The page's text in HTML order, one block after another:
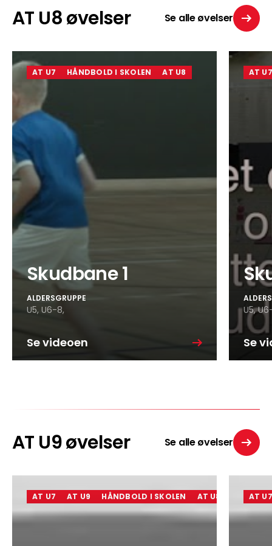
AT U8 øvelser Se alle øvelser
AT U7 HÅNDBOLD I SKOLEN AT U8
Skudbane 1
ALDERSGRUPPE
U5, U6-8,
Se videoen
AT U7
U5,
Se
AT U9 øvelser Se alle øvelser
AT U7 AT U9 HÅNDBOLD I SKOLEN AT U8 AT U7